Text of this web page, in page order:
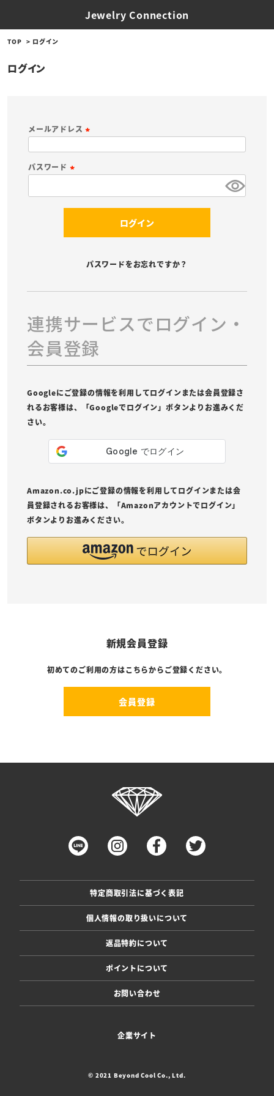
Jewelry Connection
TOP ログイン
ログイン
メールアドレス
須
パスワード
ログイン
パスワードをお忘れですか？
連携サービスでログイン・
会員登録
Googleにご登録の情報を利用してログインまたは会員登録さ
れるお客様は、「Googleでログイン」ボタンよりお進みくだ
さい。
Amazon.co.jpにご登録の情報を利用してログインまたは会
員登録されるお客様は、「Amazonアカウントでログイン」
ボタンよりお進みください。
新規会員登録
初めてのご利用の方はこちらからご登録ください。
会員登録
特定商取引法に基づく表記
個人情報の取り扱いについて
返品特約について
ポイントについて
お問い合わせ
企業サイト
© 2021 Beyond Cool Co., Ltd.